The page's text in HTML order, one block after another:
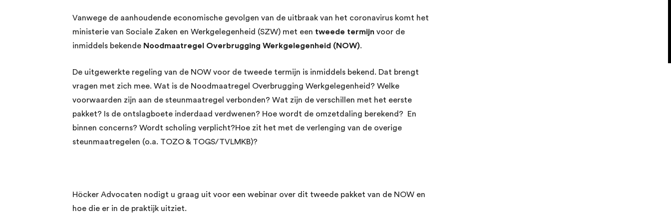
Vanwege de aanhoudende economische gevolgen van de uitbraak van het coronavirus komt het
ministerie van Sociale Zaken en Werkgelegenheid (SZW) met een tweede termijn voor de
inmiddels bekende Noodmaatregel Overbrugging Werkgelegenheid (NOW).
De uitgewerkte regeling van de NOW voor de tweede termijn is inmiddels bekend. Dat brengt
vragen met zich mee. Wat is de Noodmaatregel Overbrugging Werkgelegenheid? Welke
voorwaarden zijn aan de steunmaatregel verbonden? Wat zijn de verschillen met het eerste
pakket? Is de ontslagboete inderdaad verdwenen? Hoe wordt de omzetdaling berekend? En
binnen concerns? Wordt scholing verplicht?Hoe zit het met de verlenging van de overige
steunmaatregelen (o.a. TOZO & TOGS/TVLMKB)?
Höcker Advocaten nodigt u graag uit voor een webinar over dit tweede pakket van de NOW en
hoe die er in de praktijk uitziet.